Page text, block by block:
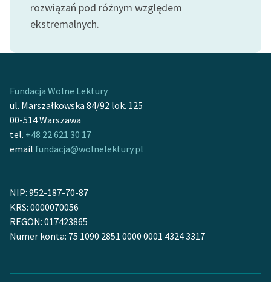
Ręce pełne poezji
twórców przechodzących
lektur szkolnych oraz
Starego Testamentu
Odkurzamy bohaterów
Szkoła Poezji Wolnych
O nas
Kontakt
O projekcie
rozwiązań pod różnym względem
ekstremalnych.
Fundacja Wolne Lektury
ul. Marszałkowska 84/92 lok. 125
00-514 Warszawa
tel. +48 22 621 30 17
email fundacja@wolnelektury.pl
NIP: 952-187-70-87
KRS: 0000070056
REGON: 017423865
Numer konta: 75 1090 2851 0000 0001 4324 3317